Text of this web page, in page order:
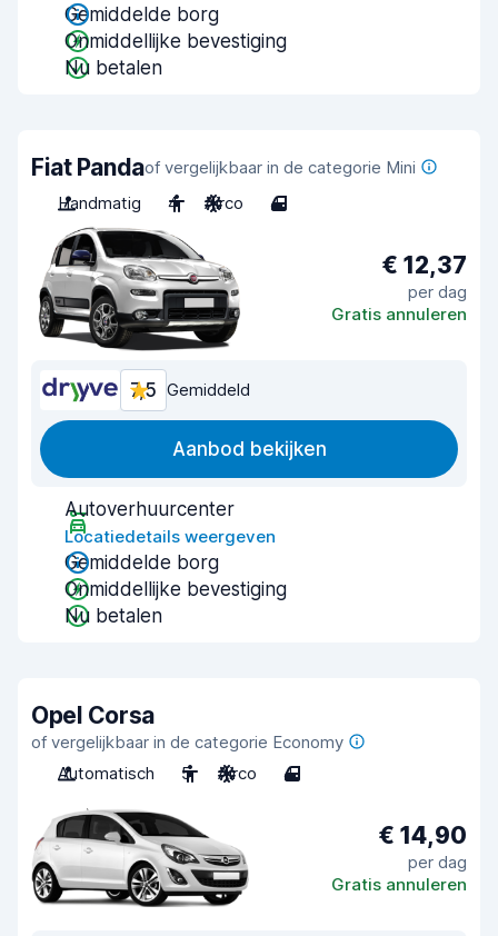
Gemiddelde borg
Onmiddellijke bevestiging
Nu betalen
Fiat Pandaof vergelijkbaar in de categorie Mini
Handmatig
4 Airco 4
€ 12,37
per dag
Gratis annuleren
7,5 Gemiddeld
Aanbod bekijken
Autoverhuurcenter
Locatiedetails weergeven
Gemiddelde borg
Onmiddellijke bevestiging
Nu betalen
Opel Corsa
of vergelijkbaar in de categorie Economy
Automatisch
5 Airco 4
€ 14,90
per dag
Gratis annuleren